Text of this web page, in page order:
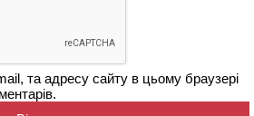
та адресу сайту в цьому браузері